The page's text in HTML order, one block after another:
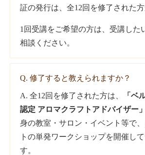
証の発行は、全12回を修了された方
1回受講をご希望の方は、受講した
相談ください。
Q. 修了すると教えられますか？
A. 全12回を修了された方は、
「ベ
認定 アロマクラフトアドバイザー」
身の教室・サロン・イベント等で
トの単発ワークショップを開催し
す。